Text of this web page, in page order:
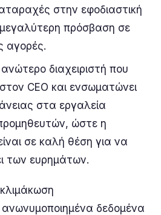
στην εφοδιαστική
πρόσβαση σε
αγορές.
διαχειριστή που
CEO και ενσωματώνει
στα εργαλεία
προμηθευτών, ώστε η
σε καλή θέση για να
των ευρημάτων.
ανωνυμοποιημένα δεδομένα